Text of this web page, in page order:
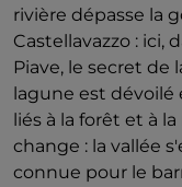
rivière dépasse la
Castellavazzo : ici,
Piave, le secret de
lagune est dévoilé
liés à la forêt et à
change : la vallée
connue pour le